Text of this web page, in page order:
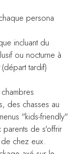
persona
incluant du
ou nocturne à
(départ tardif)
des chasses au
"kids-friendly"
de s'offrir
chez eux.